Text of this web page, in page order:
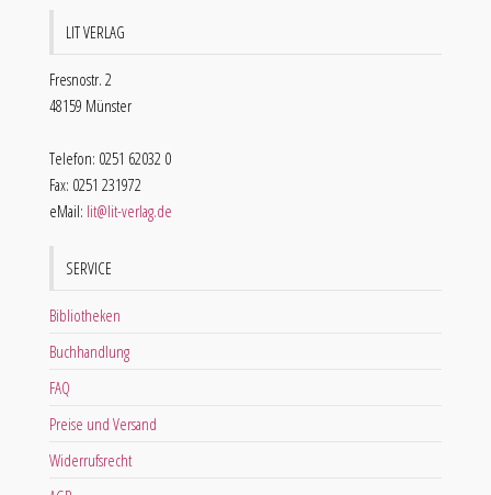
LIT VERLAG
Fresnostr. 2
48159 Münster
Telefon: 0251 62032 0
Fax: 0251 231972
eMail: lit@lit-verlag.de
SERVICE
Bibliotheken
Buchhandlung
FAQ
Preise und Versand
Widerrufsrecht